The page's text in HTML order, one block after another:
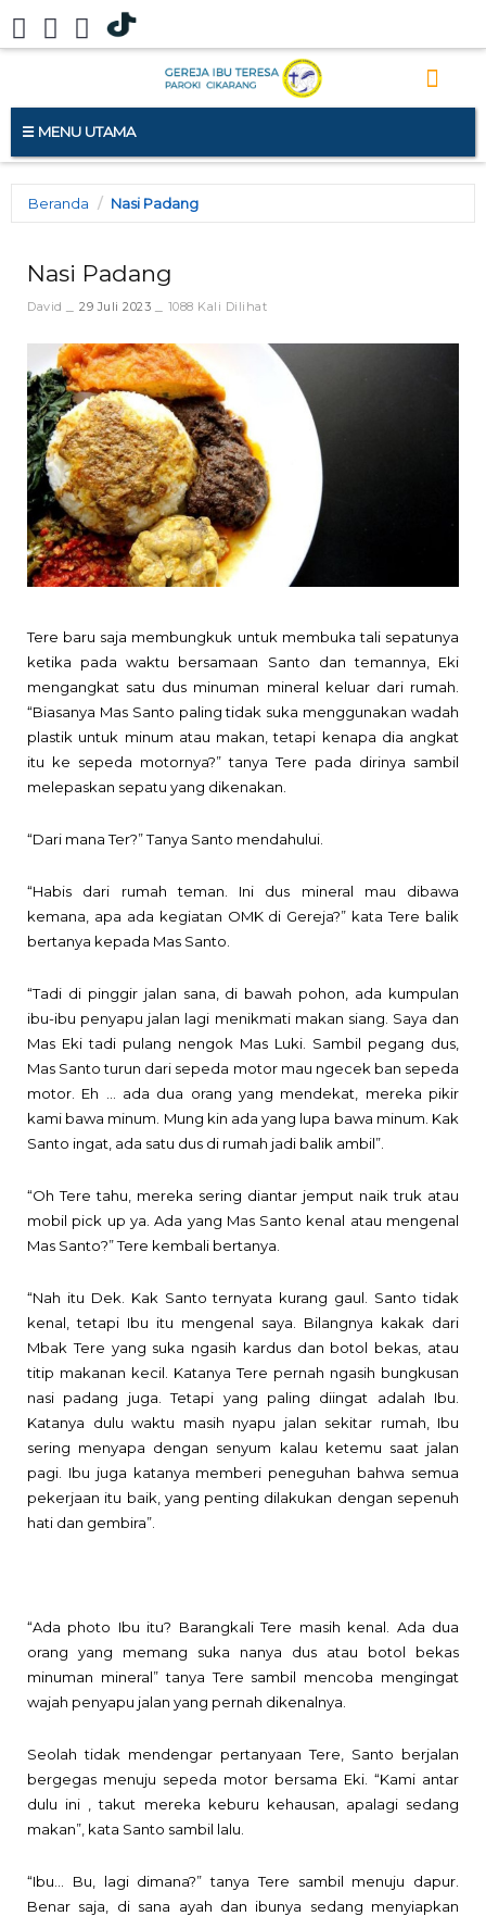
MENU UTAMA
Beranda Nasi Padang
Nasi Padang
David 29 Juli 2023 1088 Kali Dilihat
Tere baru saja membungkuk untuk membuka tali sepatunya
ketika pada waktu bersamaan Santo dan temannya, Eki
mengangkat satu dus minuman mineral keluar dari rumah.
“Biasanya Mas Santo paling tidak suka menggunakan wadah
plastik untuk minum atau makan, tetapi kenapa dia angkat
itu ke sepeda motornya?” tanya Tere pada dirinya sambil
melepaskan sepatu yang dikenakan.
“Dari mana Ter?” Tanya Santo mendahului.
“Habis dari rumah teman. Ini dus mineral mau dibawa
kemana, apa ada kegiatan OMK di Gereja?” kata Tere balik
bertanya kepada Mas Santo.
“Tadi di pinggir jalan sana, di bawah pohon, ada kumpulan
ibu-ibu penyapu jalan lagi menikmati makan siang. Saya dan
Mas Eki tadi pulang nengok Mas Luki. Sambil pegang dus,
Mas Santo turun dari sepeda motor mau ngecek ban sepeda
motor. Eh … ada dua orang yang mendekat, mereka pikir
kami bawa minum. Mung kin ada yang lupa bawa minum. Kak
Santo ingat, ada satu dus di rumah jadi balik ambil”.
“Oh Tere tahu, mereka sering diantar jemput naik truk atau
mobil pick up ya. Ada yang Mas Santo kenal atau mengenal
Mas Santo?” Tere kembali bertanya.
“Nah itu Dek. Kak Santo ternyata kurang gaul. Santo tidak
kenal, tetapi Ibu itu mengenal saya. Bilangnya kakak dari
Mbak Tere yang suka ngasih kardus dan botol bekas, atau
titip makanan kecil. Katanya Tere pernah ngasih bungkusan
nasi padang juga. Tetapi yang paling diingat adalah Ibu.
Katanya dulu waktu masih nyapu jalan sekitar rumah, Ibu
sering menyapa dengan senyum kalau ketemu saat jalan
pagi. Ibu juga katanya memberi peneguhan bahwa semua
pekerjaan itu baik, yang penting dilakukan dengan sepenuh
hati dan gembira”.
“Ada photo Ibu itu? Barangkali Tere masih kenal. Ada dua
orang yang memang suka nanya dus atau botol bekas
minuman mineral” tanya Tere sambil mencoba mengingat
wajah penyapu jalan yang pernah dikenalnya.
Seolah tidak mendengar pertanyaan Tere, Santo berjalan
bergegas menuju sepeda motor bersama Eki. “Kami antar
dulu ini , takut mereka keburu kehausan, apalagi sedang
makan”, kata Santo sambil lalu.
“Ibu… Bu, lagi dimana?” tanya Tere sambil menuju dapur.
Benar saja, di sana ayah dan ibunya sedang menyiapkan